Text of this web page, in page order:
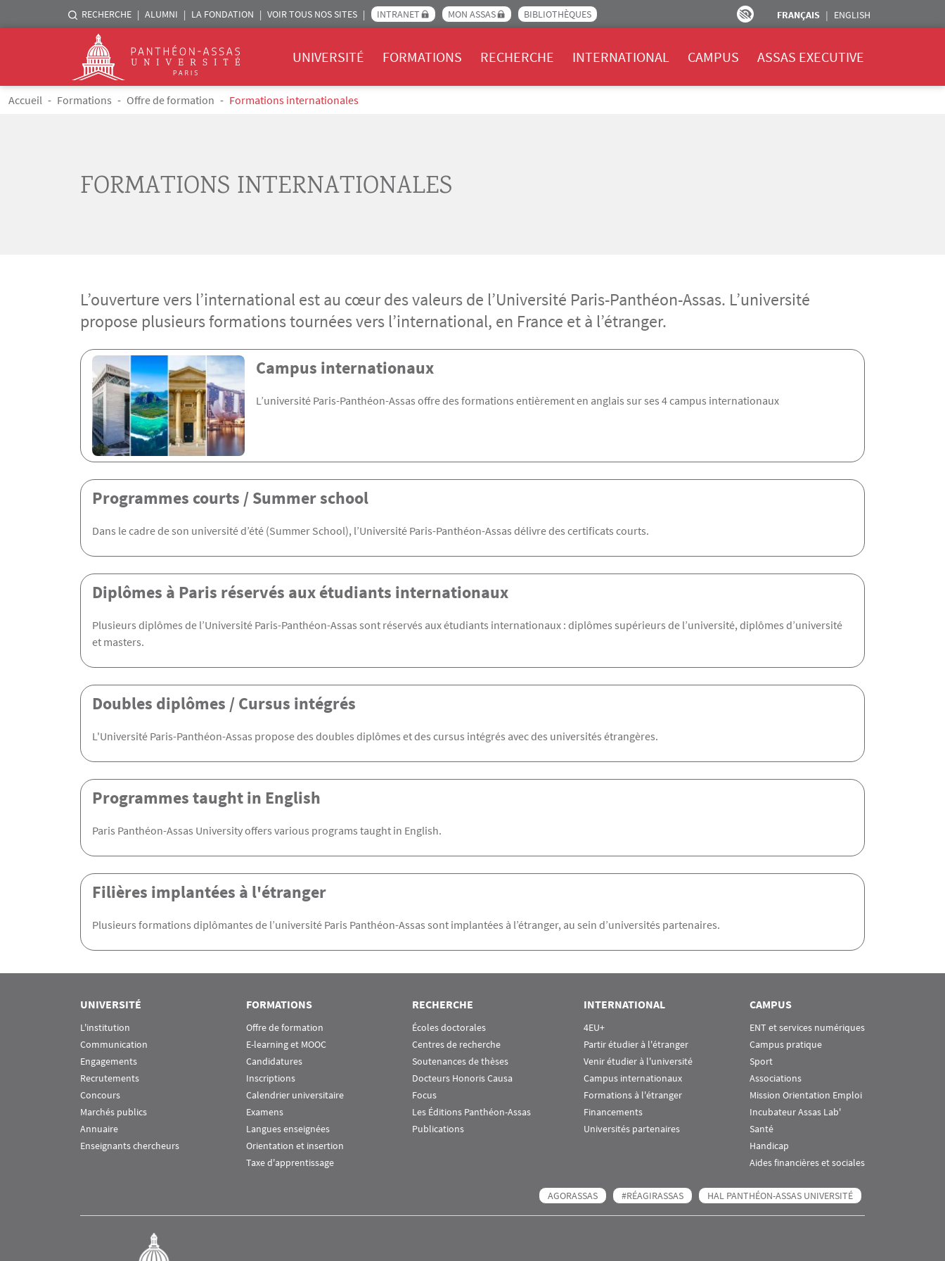
Aller au contenu principal
Menu liste sites Assas
RECHERCHE ALUMNI LA FONDATION VOIR TOUS NOS SITES INTRANET MON ASSAS BIBLIOTHÈQUES FRANÇAIS ENGLISH
Logo
UNIVERSITÉ FORMATIONS RECHERCHE INTERNATIONAL CAMPUS ASSAS EXECUTIVE
Fil d'Ariane
Accueil Formations Offre de formation Formations internationales
FORMATIONS INTERNATIONALES
L’ouverture vers l’international est au cœur des valeurs de l’Université Paris-Panthéon-Assas. L’université
propose plusieurs formations tournées vers l’international, en France et à l’étranger.
Menu Assas Campus internationaux
L’université Paris-Panthéon-Assas offre des formations entièrement en anglais sur ses 4 campus internationaux
Programmes courts / Summer school
Dans le cadre de son université d’été (Summer School), l’Université Paris-Panthéon-Assas délivre des certificats courts.
Diplômes à Paris réservés aux étudiants internationaux
Plusieurs diplômes de l’Université Paris-Panthéon-Assas sont réservés aux étudiants internationaux : diplômes supérieurs de l’université, diplômes d’université
et masters.
Doubles diplômes / Cursus intégrés
L'Université Paris-Panthéon-Assas propose des doubles diplômes et des cursus intégrés avec des universités étrangères.
Programmes taught in English
Paris Panthéon-Assas University offers various programs taught in English.
Filières implantées à l'étranger
Plusieurs formations diplômantes de l’université Paris Panthéon-Assas sont implantées à l’étranger, au sein d’universités partenaires.
Rubrique Assas EN
UNIVERSITÉ
L'institution
Communication
Engagements
Recrutements
Concours
Marchés publics
Annuaire
Enseignants chercheurs
FORMATIONS
Offre de formation
E-learning et MOOC
Candidatures
Inscriptions
Calendrier universitaire
Examens
Langues enseignées
Orientation et insertion
Taxe d'apprentissage
RECHERCHE
Écoles doctorales
Centres de recherche
Soutenances de thèses
Docteurs Honoris Causa
Focus
Les Éditions Panthéon-Assas
Publications
INTERNATIONAL
4EU+
Partir étudier à l'étranger
Venir étudier à l'université
Campus internationaux
Formations à l'étranger
Financements
Universités partenaires
CAMPUS
ENT et services numériques
Campus pratique
Sport
Associations
Mission Orientation Emploi
Incubateur Assas Lab'
Santé
Handicap
Aides financières et sociales
AGORASSAS #RÉAGIRASSAS HAL PANTHÉON-ASSAS UNIVERSITÉ